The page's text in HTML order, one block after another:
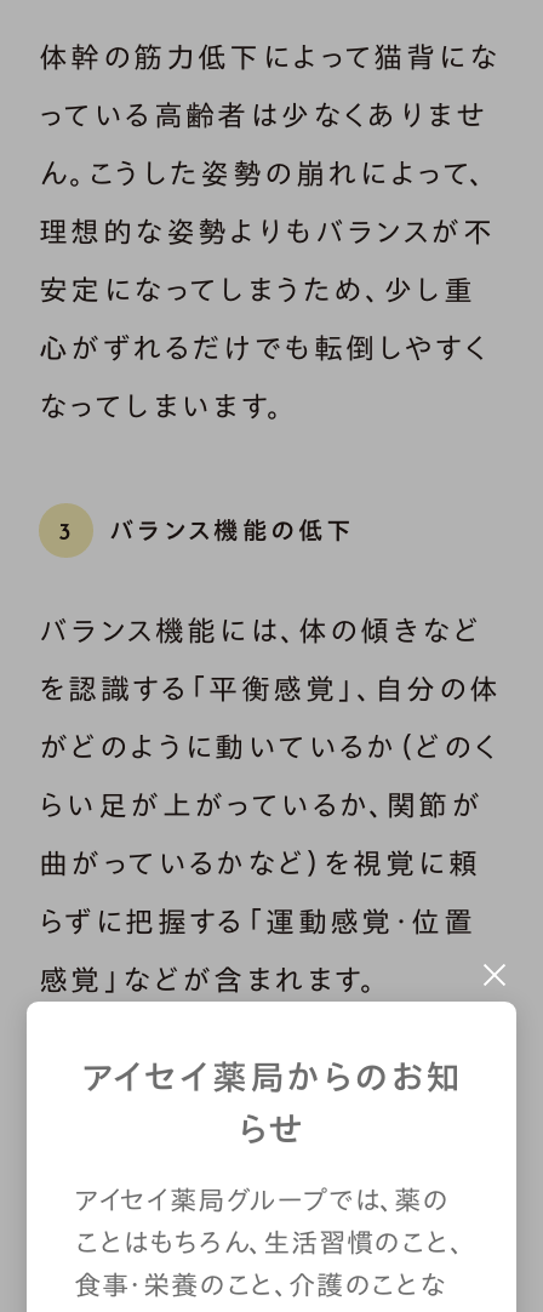
体幹の筋力低下によって猫背にな
っている高齢者は少なくありませ
ん。こうした姿勢の崩れによって、
理想的な姿勢よりもバランスが不
安定になってしまうため、少し重
心がずれるだけでも転倒しやすく
なってしまいます。
3 バランス機能の低下
バランス機能には、体の傾きなど
を認識する「平衡感覚」、自分の体
がどのように動いているか（どのく
らい足が上がっているか、関節が
曲がっているかなど）を視覚に頼
らずに把握する「運動感覚・位置
感覚」などが含まれます。
こうした機能は、加齢とともに徐々
に低下していきます。すると、自分
の体が傾いていることなどを認識
できず、あるいは適切な姿勢に戻
アイセイ薬局からのお知
らせ
アイセイ薬局グループでは、薬の
ことはもちろん、生活習慣のこと、
食事・栄養のこと、介護のことな